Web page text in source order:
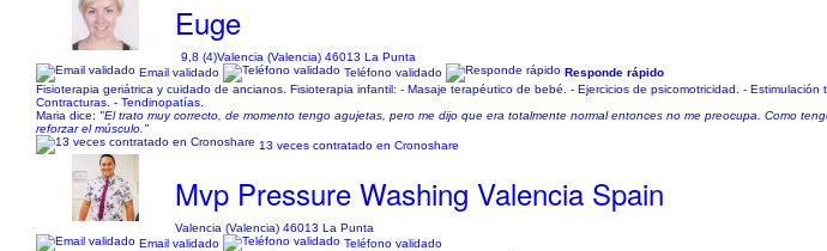
Euge
9,8 (4)Valencia (Valencia) 46013 La Punta
Email validado
Teléfono validado
Responde rápido
Fisioterapia geriátrica y cuidado de ancianos. Fisioterapia infantil: - Masaje terapéutico de bebé. - Ejercicios de psicomotricidad. -
Contracturas. - Tendinopatías.
Maria dice: "El trato muy correcto, de momento tengo agujetas, pero me dijo que era totalmente normal entonces no me preocupa. Como
reforzar el músculo."
13 veces contratado en Cronoshare
Mvp Pressure Washing Valencia Spain
Valencia (Valencia) 46013 La Punta
Email validado
Teléfono validado